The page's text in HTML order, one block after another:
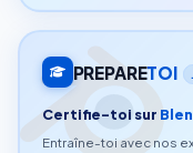
PREPARETOI
Certifie-toi sur
Entraîne-toi avec nos